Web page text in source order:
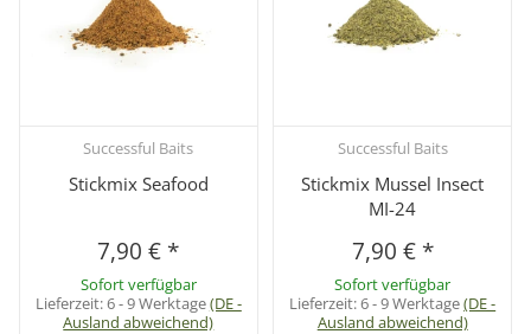
Successful Baits
Stickmix Seafood
7,90 € *
Sofort verfügbar
Lieferzeit:6 - 9 Werktage(DE -
Ausland abweichend)
Successful Baits
Stickmix Mussel Insect
MI-24
7,90 € *
Sofort verfügbar
Lieferzeit:6 - 9 Werktage(DE -
Ausland abweichend)